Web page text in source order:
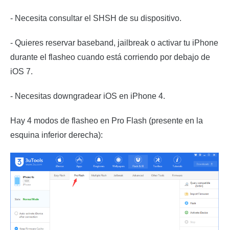
- Necesita consultar el SHSH de su dispositivo.
- Quieres reservar baseband, jailbreak o activar tu iPhone
durante el flasheo cuando está corriendo por debajo de
iOS 7.
- Necesitas downgradear iOS en iPhone 4.
Hay 4 modos de flasheo en Pro Flash (presente en la
esquina inferior derecha):